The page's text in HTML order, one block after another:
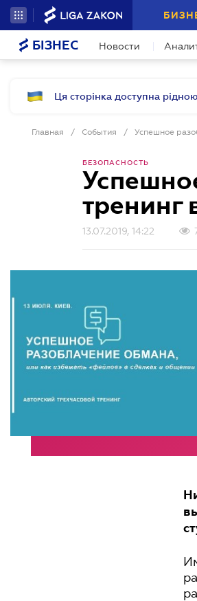
БІЗНЕС Новости
Ця сторінка доступна
Главная / События / Успешное
БЕЗОПАСНОСТЬ
тренинг
13.07.2019, 14:22